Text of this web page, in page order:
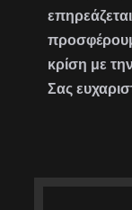
κρίση με
Σας